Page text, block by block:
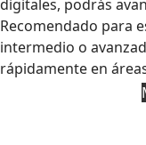
digitales, podrás
Recomendado para
intermedio o
rápidamente en